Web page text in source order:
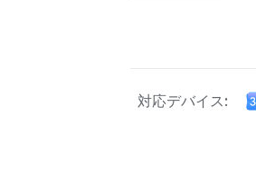
対応デバイス: